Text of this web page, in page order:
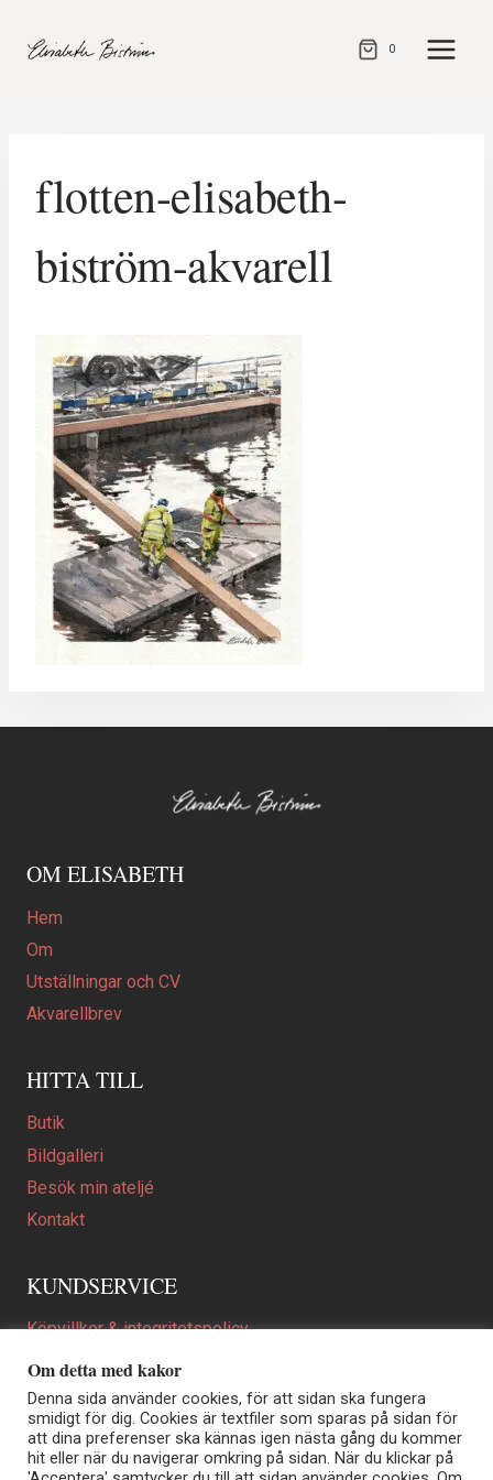
direkt
0
flotten-elisabeth-
biström-akvarell
OM ELISABETH
Hem
Om
Utställningar och CV
Akvarellbrev
HITTA TILL
Butik
Bildgalleri
Besök min ateljé
Kontakt
KUNDSERVICE
Köpvillkor & integritetspolicy
Att beställa ett personligt utformat konstverk
En personligare gåva
FAQ
Om detta med kakor
Denna sida använder cookies, för att sidan ska fungera
smidigt för dig. Cookies är textfiler som sparas på sidan för
att dina preferenser ska kännas igen nästa gång du kommer
hit eller när du navigerar omkring på sidan. När du klickar på